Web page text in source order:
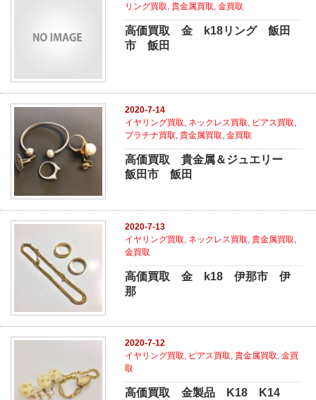
リング買取,貴金属買取,金買取
高価買取 金 k18リング 飯田
市 飯田
2020-7-14
イヤリング買取, ネックレス買取, ピアス買取,
プラチナ買取,貴金属買取,金買取
高価買取 貴金属＆ジュエリー
飯田市 飯田
2020-7-13
イヤリング買取 ネックレス買取 ,貴金属買取
金買取
高価買取 金 k18 伊那市 伊
那
2020-7-12
イヤリング買取, ピアス買取,貴金属買取,金買
取
高価買取 金製品 K18 K14